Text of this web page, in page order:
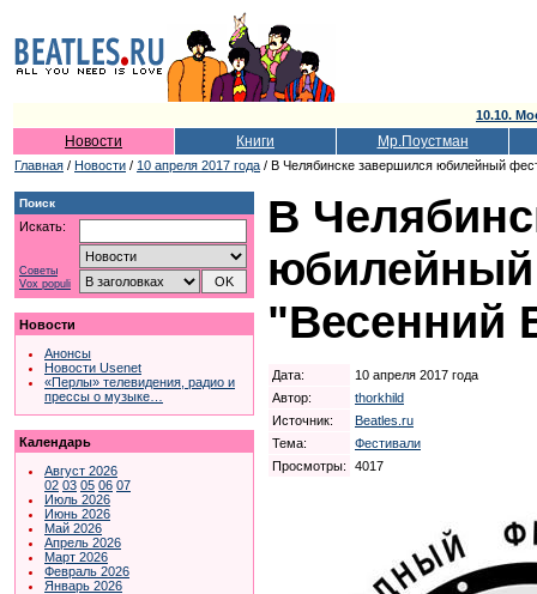
10.10.
Новости Книги Мр.Поустман
Главная / Новости / 10 апреля 2017 года / В Челябинске завершился юбилейный
Поиск
Искать:
Советы
Vox populi
Новости
Анонсы
Новости Usenet
«Перлы» телевидения, радио и
прессы о музыке…
Календарь
Август 2026
02 03 05 06 07
Июль 2026
Июнь 2026
Май 2026
Апрель 2026
Март 2026
Февраль 2026
Январь 2026
В
"Весенний
Дата:
10 апреля 2017 года
Автор:
thorkhild
Источник:
Beatles.ru
Тема:
Фестивали
Просмотры:
4017